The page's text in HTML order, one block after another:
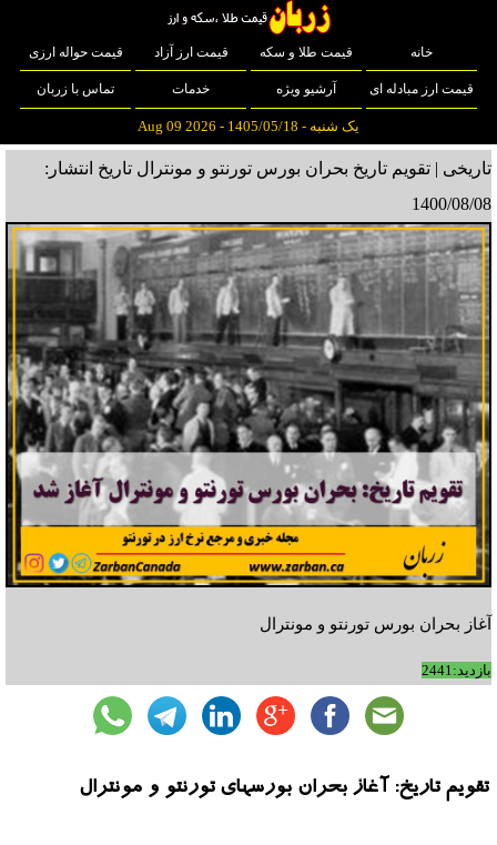
خانه قیمت طلا و سکه قیمت ارز آزاد قیمت حواله ارزی
قیمت ارز مبادله ای آرشیو ویژه خدمات تماس با زربان
یک شنبه - 1405/05/18 - Aug 09 2026
تاریخی | تقویم تاریخ بحران بورس تورنتو و مونترال تاریخ انتشار:
1400/08/08
آغاز بحران بورس تورنتو و مونترال
بازدید:2441
تقویم تاریخ: آغاز بحران بورسهای تورنتو و مونترال